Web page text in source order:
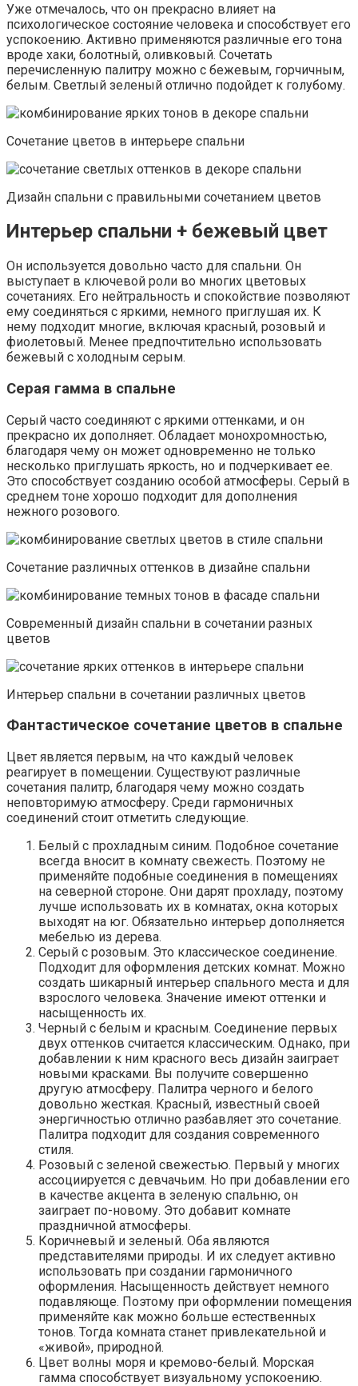
Уже отмечалось, что он прекрасно влияет на
психологическое состояние человека и способствует его
успокоению. Активно применяются различные его тона
вроде хаки, болотный, оливковый. Сочетать
перечисленную палитру можно с бежевым, горчичным,
белым. Светлый зеленый отлично подойдет к голубому.
Сочетание цветов в интерьере спальни
Дизайн спальни с правильными сочетанием цветов
Интерьер спальни + бежевый цвет
Он используется довольно часто для спальни. Он
выступает в ключевой роли во многих цветовых
сочетаниях. Его нейтральность и спокойствие позволяют
ему соединяться с яркими, немного приглушая их. К
нему подходит многие, включая красный, розовый и
фиолетовый. Менее предпочтительно использовать
бежевый с холодным серым.
Серая гамма в спальне
Серый часто соединяют с яркими оттенками, и он
прекрасно их дополняет. Обладает монохромностью,
благодаря чему он может одновременно не только
несколько приглушать яркость, но и подчеркивает ее.
Это способствует созданию особой атмосферы. Серый в
среднем тоне хорошо подходит для дополнения
нежного розового.
Сочетание различных оттенков в дизайне спальни
Современный дизайн спальни в сочетании разных
цветов
Интерьер спальни в сочетании различных цветов
Фантастическое сочетание цветов в спальне
Цвет является первым, на что каждый человек
реагирует в помещении. Существуют различные
сочетания палитр, благодаря чему можно создать
неповторимую атмосферу. Среди гармоничных
соединений стоит отметить следующие.
Белый с прохладным синим. Подобное сочетание
всегда вносит в комнату свежесть. Поэтому не
применяйте подобные соединения в помещениях
на северной стороне. Они дарят прохладу, поэтому
лучше использовать их в комнатах, окна которых
выходят на юг. Обязательно интерьер дополняется
мебелью из дерева.
Серый с розовым. Это классическое соединение.
Подходит для оформления детских комнат. Можно
создать шикарный интерьер спального места и для
взрослого человека. Значение имеют оттенки и
насыщенность их.
Черный с белым и красным. Соединение первых
двух оттенков считается классическим. Однако, при
добавлении к ним красного весь дизайн заиграет
новыми красками. Вы получите совершенно
другую атмосферу. Палитра черного и белого
довольно жесткая. Красный, известный своей
энергичностью отлично разбавляет это сочетание.
Палитра подходит для создания современного
стиля.
Розовый с зеленой свежестью. Первый у многих
ассоциируется с девчачьим. Но при добавлении его
в качестве акцента в зеленую спальню, он
заиграет по-новому. Это добавит комнате
праздничной атмосферы.
Коричневый и зеленый. Оба являются
представителями природы. И их следует активно
использовать при создании гармоничного
оформления. Насыщенность действует немного
подавляюще. Поэтому при оформлении помещения
применяйте как можно больше естественных
тонов. Тогда комната станет привлекательной и
«живой», природной.
Цвет волны моря и кремово-белый. Морская
гамма способствует визуальному успокоению.